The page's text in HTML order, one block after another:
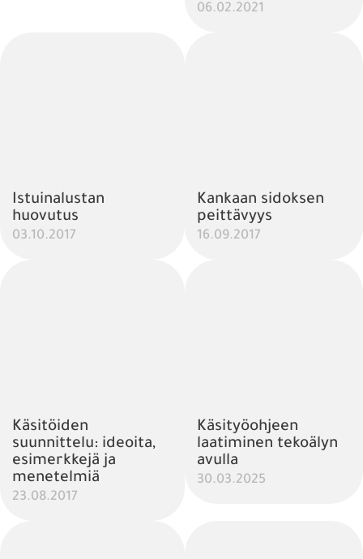
06.02.2021
Istuinalustan
huovutus
03.10.2017
Kankaan sidoksen
peittävyys
16.09.2017
Käsitöiden
suunnittelu: ideoita,
esimerkkejä ja
menetelmiä
23.08.2017
Käsityöohjeen
laatiminen tekoälyn
avulla
30.03.2025